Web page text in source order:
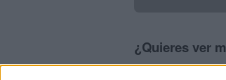
¿Quieres ver
Dónde estudiar